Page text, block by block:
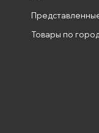
Товары по